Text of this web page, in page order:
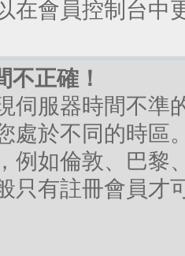
在會員控制台中
不正確！
伺服器時間不準
處於不同的時區
例如倫敦、巴黎
只有註冊會員才